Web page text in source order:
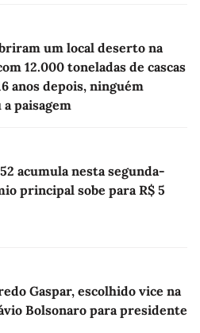
um local deserto na
12.000 toneladas de cascas
anos depois, ninguém
paisagem
acumula nesta segunda-
principal sobe para R$ 5
Gaspar, escolhido vice na
Bolsonaro para presidente